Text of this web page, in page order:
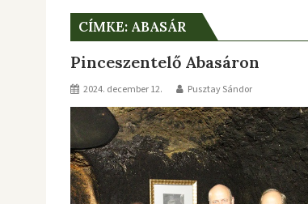
CÍMKE: ABASÁR
Pinceszentelő Abasáron
2024. december 12. Pusztay Sándor